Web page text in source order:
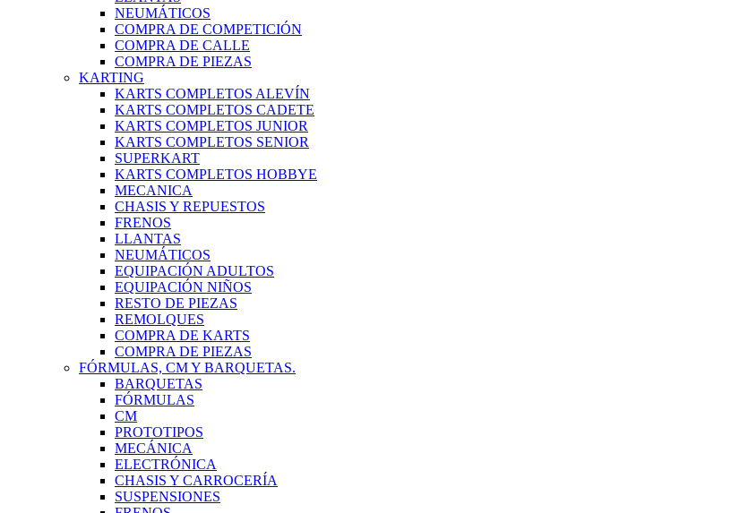
NEUMÁTICOS
COMPRA DE COMPETICIÓN
COMPRA DE CALLE
COMPRA DE PIEZAS
KARTING
KARTS COMPLETOS ALEVÍN
KARTS COMPLETOS CADETE
KARTS COMPLETOS JUNIOR
KARTS COMPLETOS SENIOR
SUPERKART
KARTS COMPLETOS HOBBYE
MECANICA
CHASIS Y REPUESTOS
FRENOS
LLANTAS
NEUMÁTICOS
EQUIPACIÓN ADULTOS
EQUIPACIÓN NIÑOS
RESTO DE PIEZAS
REMOLQUES
COMPRA DE KARTS
COMPRA DE PIEZAS
FÓRMULAS, CM Y BARQUETAS.
BARQUETAS
FÓRMULAS
CM
PROTOTIPOS
MECÁNICA
ELECTRÓNICA
CHASIS Y CARROCERÍA
SUSPENSIONES